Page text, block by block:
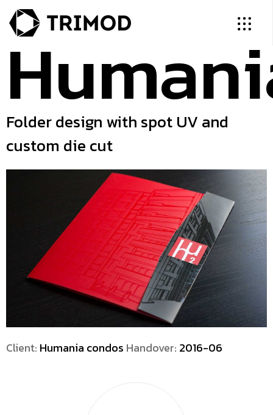
Folder design with spot UV and
custom die cut
Client: Humania condos Handover: 2016-06